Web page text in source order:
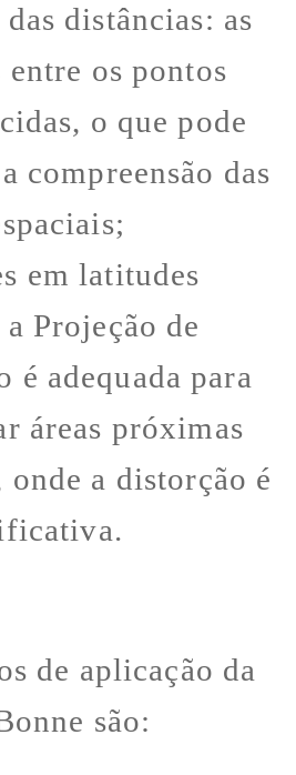
distâncias: as
entre os pontos
o que pode
compreensão das
em latitudes
Projeção de
é adequada para
áreas próximas
onde a distorção é
de aplicação da
são: